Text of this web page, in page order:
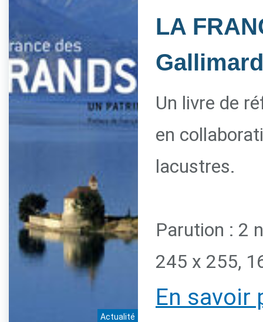
Actualité
LA
Gallimard
Un livre de
en
lacustres.
Parution : 2
245 x 255,
En savoir